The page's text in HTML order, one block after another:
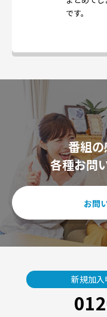
です。
番組
各種お問
お問
新規加